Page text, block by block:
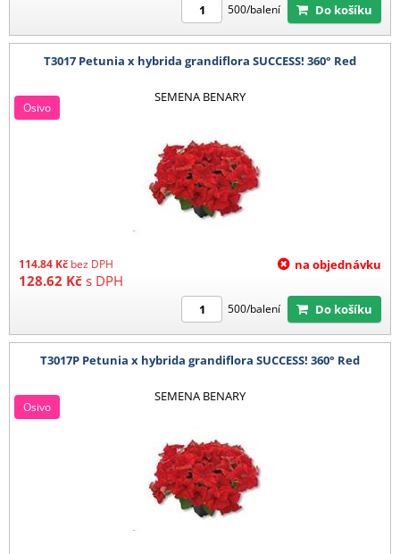
500/balení Do košíku
T3017 Petunia x hybrida grandiflora SUCCESS! 360° Red
SEMENA BENARY
114.84 Kč bez DPH
128.62 Kč s DPH
Osivo
na objednávku
500/balení Do košíku
T3017P Petunia x hybrida grandiflora SUCCESS! 360° Red
SEMENA BENARY
Osivo